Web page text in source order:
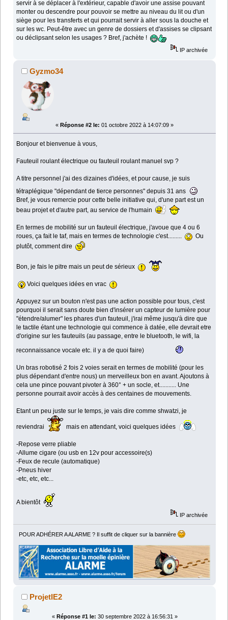
servir à se déplacer à l'extérieur, capable d'avoir une assise pouvant
monter ou descendre pour pouvoir se mettre au niveau du lit ou d'un
siège pour les transferts et qui pourrait servir à aller sous la douche et
sur les wc. Peut-être avec un genre de dossiers et d'assises se clipsant
ou déclipsant selon les usages ? Bref, j'achète !
IP archivée
Gyzmo34
« Réponse #2 le: 01 octobre 2022 à 14:07:09 »
Bonjour et bienvenue à vous,
Fauteuil roulant électrique ou fauteuil roulant manuel svp ?
A titre personnel j'ai des dizaines d'idées, et pour cause, je suis
tétraplégique "dépendant de tierce personnes" depuis 31 ans
Bref, je vous remercie pour cette belle initiative qui, d'une part est un
beau projet et d'autre part, au service de l'humain
En termes de mobilité sur un fauteuil électrique, j'avoue que 4 ou 6
roues, ça fait le taf, mais en termes de technologie c'est.........
Ou
plutôt, comment dire
Bon, je fais le pitre mais un peut de sérieux
Voici quelques idées en vrac
Appuyez sur un bouton n'est pas une action possible pour tous, c'est
pourquoi il serait sans doute bien d'insérer un capteur de lumière pour
"étendre/alumer" les phares d'un fauteuil, j'irai même jusqu'à dire que
le tactile étant une technologie qui commence à datée, elle devrait etre
d'origine sur les fauteuils (au passage, entre le bluetooth, le wifi, la
reconnaissance vocale etc. il y a de quoi faire)
Un bras robotisé 2 fois 2 voies serait en termes de mobilité (pour les
plus dépendant d'entre nous) un merveilleux bon en avant. Ajoutons à
cela une pince pouvant pivoter à 360° + un socle, et........... Une
personne pourrait avoir accès à des centaines de mouvements.
Etant un peu juste sur le temps, je vais dire comme shwatzi, je
reviendrai mais en attendant, voici quelques idées
-Repose verre pliable
-Allume cigare (ou usb en 12v pour accessoire(s)
-Feux de recule (automatique)
-Pneus hiver
-etc, etc, etc...
A bientôt
IP archivée
POUR ADHÉRER A ALARME ? Il suffit de cliquer sur la bannière
ProjetIE2
« Réponse #1 le: 30 septembre 2022 à 16:56:31 »